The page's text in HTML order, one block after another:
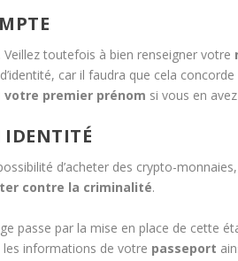
toutefois à bien renseigner votre
car il faudra que cela
votre premier prénom si vous en
IDENTITÉ
d’acheter des crypto-
contre la criminalité.
passe par la mise en place de cette
informations de votre passeport